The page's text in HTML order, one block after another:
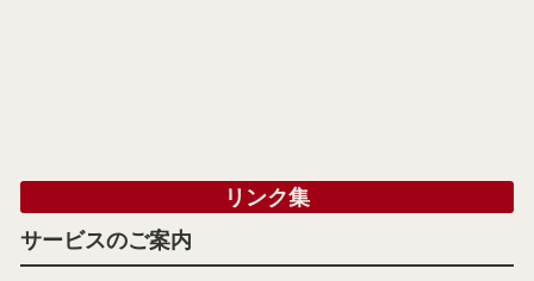
リンク集
サービスのご案内